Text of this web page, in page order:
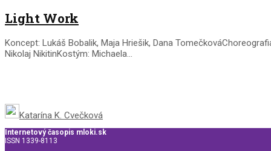
Light Work
Koncept: Lukáš Bobalik, Maja Hriešik, Dana
Nikolaj NikitinKostým: Michaela...
Katarína K. Cvečková
Internetový časopis mloki.sk
ISSN 1339-8113